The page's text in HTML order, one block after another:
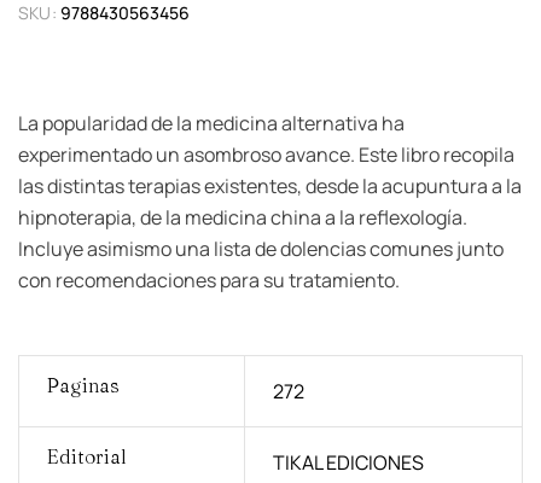
SKU: 9788430563456
La popularidad de la medicina alternativa ha
experimentado un asombroso avance. Este libro recopila
las distintas terapias existentes, desde la acupuntura a la
hipnoterapia, de la medicina china a la reflexología.
Incluye asimismo una lista de dolencias comunes junto
con recomendaciones para su tratamiento.
Paginas 272
Editorial TIKAL EDICIONES